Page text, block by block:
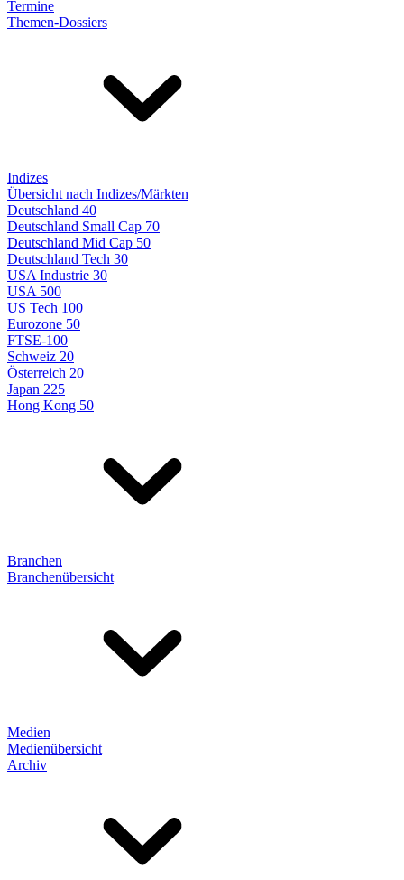
Termine
Themen-Dossiers
Indizes
Übersicht nach Indizes/Märkten
Deutschland 40
Deutschland Small Cap 70
Deutschland Mid Cap 50
Deutschland Tech 30
USA Industrie 30
USA 500
US Tech 100
Eurozone 50
FTSE-100
Schweiz 20
Österreich 20
Japan 225
Hong Kong 50
Branchen
Branchenübersicht
Medien
Medienübersicht
Archiv